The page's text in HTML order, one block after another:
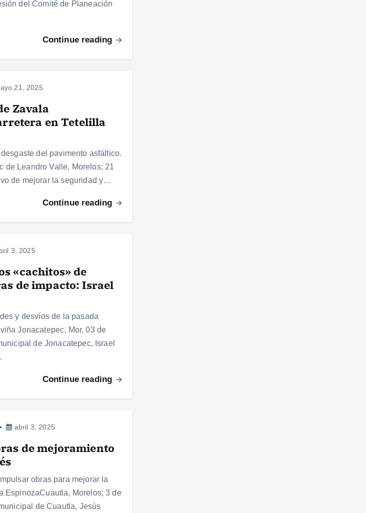
del Comité de Planeación
Continue reading
21, 2025
Zavala
en Tetelilla
del pavimento asfáltico.
de Leandro Valle, Morelos; 21
de mejorar la seguridad y…
Continue reading
3, 2025
«cachitos» de
de impacto: Israel
y desvíos de la pasada
Jonacatepec, Mor. 03 de
de Jonacatepec, Israel
Continue reading
abril 3, 2025
de mejoramiento
obras para mejorar la
EspinozaCuautla, Morelos; 3 de
de Cuautla, Jesús